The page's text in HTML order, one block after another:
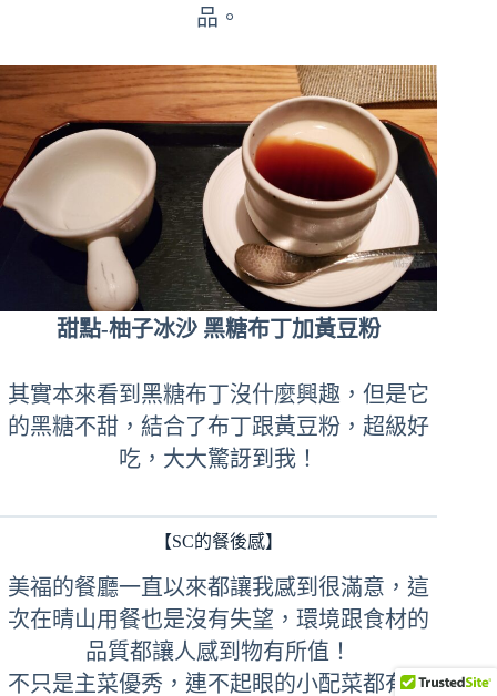
品。
甜點-柚子冰沙 黑糖布丁加黃豆粉
其實本來看到黑糖布丁沒什麼興趣，但是它
的黑糖不甜，結合了布丁跟黃豆粉，超級好
吃，大大驚訝到我！
【SC的餐後感】
美福的餐廳一直以來都讓我感到很滿意，這
次在晴山用餐也是沒有失望，環境跟食材的
品質都讓人感到物有所值！
不只是主菜優秀，連不起眼的小配菜都有花